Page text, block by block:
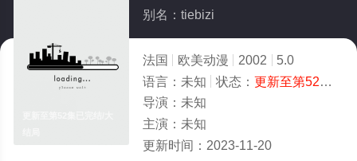
别名：tiebizi
法国 欧美动漫 2002
5.0
语言： 未知 状态： 更新至第52集已完结
导演： 未知
主演： 未知
更新时间： 2023-11-20